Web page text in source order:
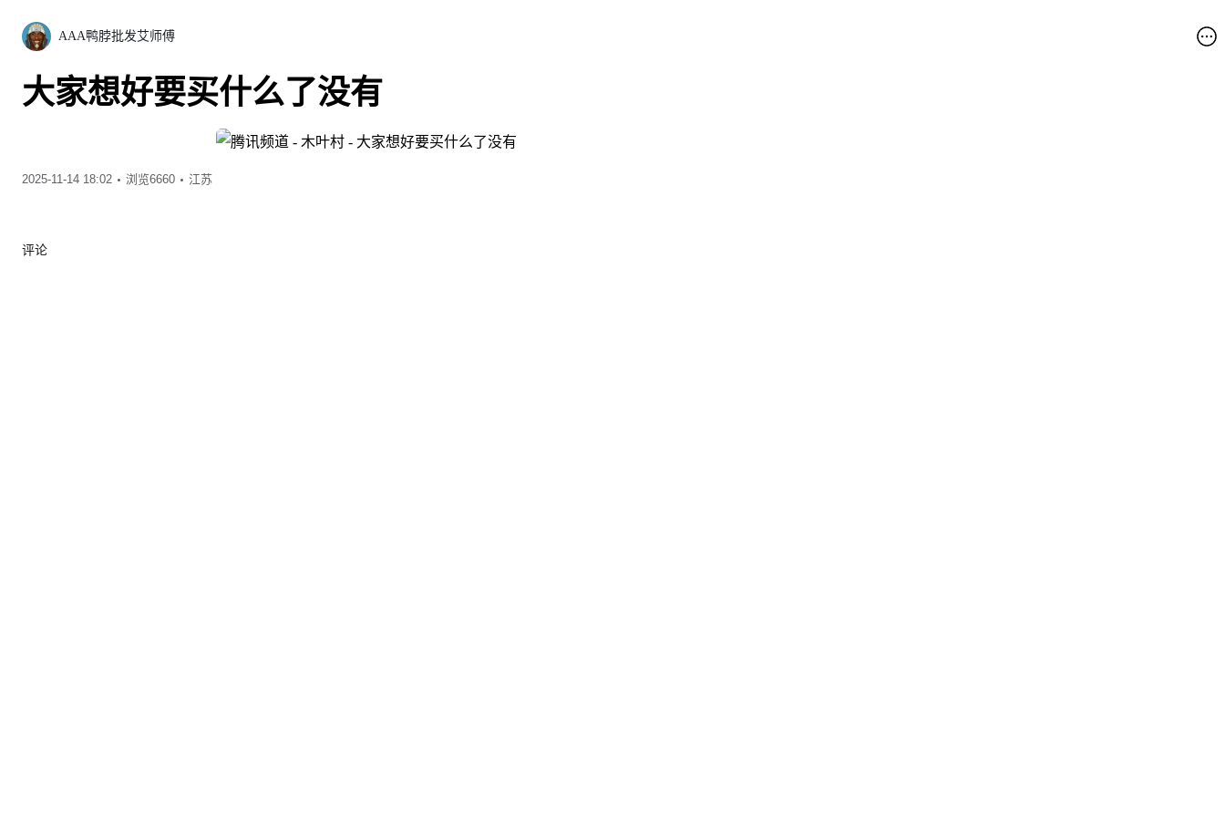
AAA鸭脖批发艾师傅
大家想好要买什么了没有
2025-11-14 18:02 浏览6660 江苏
评论